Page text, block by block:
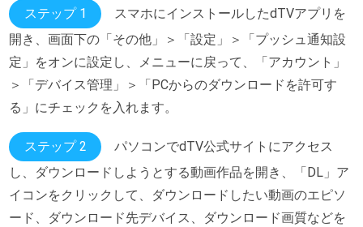
ステップ 1
スマホにインストールしたdTVアプリを
開き、画面下の「その他」＞「設定」＞「プッシュ通知設
定」をオンに設定し、メニューに戻って、「アカウント」
＞「デバイス管理」＞「PCからのダウンロードを許可す
る」にチェックを入れます。
ステップ 2
パソコンでdTV公式サイトにアクセス
し、ダウンロードしようとする動画作品を開き、「DL」ア
イコンをクリックして、ダウンロードしたい動画のエピソ
ード、ダウンロード先デバイス、ダウンロード画質などを